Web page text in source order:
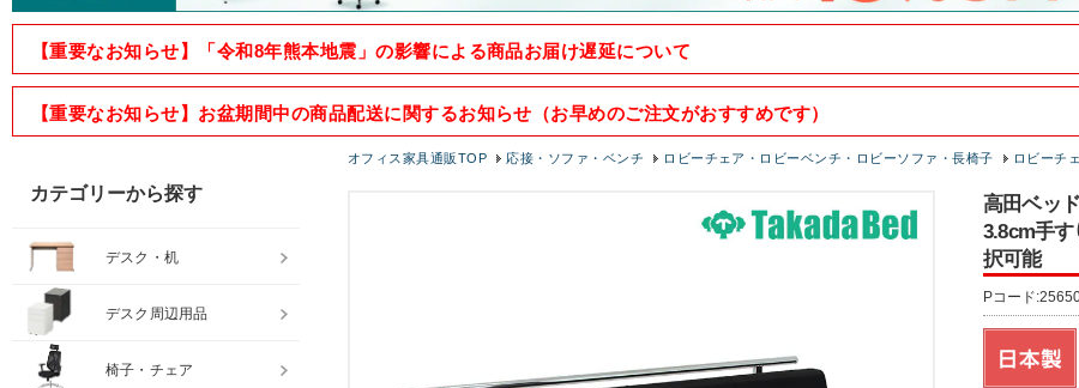
【重要なお知らせ】「令和8年熊本地震」の影響による商品お届け遅延について
【重要なお知らせ】お盆期間中の商品配送に関するお知らせ（お早めのご注文がおすすめです）
オフィス家具通販TOP 応接・ソファ・ベンチ ロビーチェア・ロビーベンチ・ロビーソファ・長椅子 ロビーチ
高田ベッ
3.8cm手
択可能
Pコード
カテゴリーから探す
デスク・机
デスク周辺用品
椅子・チェア